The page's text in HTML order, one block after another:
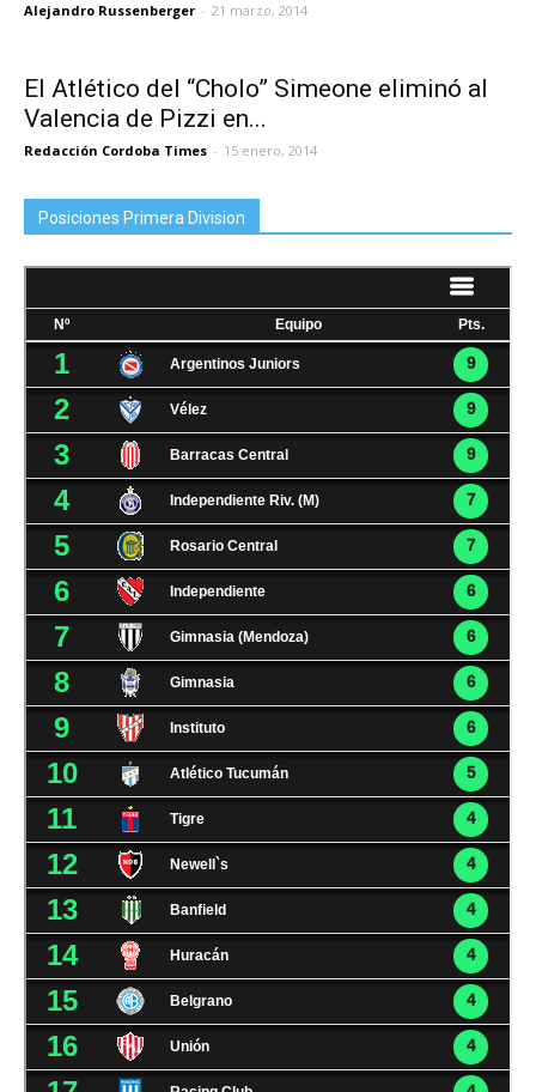
Alejandro Russenberger - 21 marzo, 2014
El Atlético del “Cholo” Simeone eliminó al
Valencia de Pizzi en...
Redacción Cordoba Times - 15 enero, 2014
Posiciones Primera Division